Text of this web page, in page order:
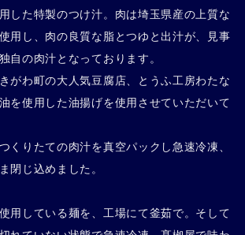
した特製のつけ汁。肉は埼玉県産の上質な
用し、肉の良質な脂とつゆと出汁が、見事
自の肉汁となっております。
がわ町の大人気豆腐店、とうふ工房わたな
を使用した油揚げを使用させていただいて
くりたての肉汁を真空パックし急速冷凍、
閉じ込めました。
用している麺を、工場にて釜茹で。そして